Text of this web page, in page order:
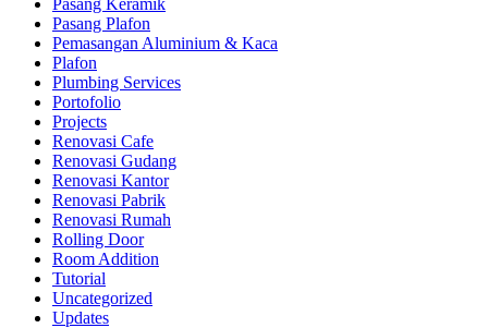
Pasang Plafon
Pemasangan Aluminium & Kaca
Plafon
Plumbing Services
Portofolio
Projects
Renovasi Cafe
Renovasi Gudang
Renovasi Kantor
Renovasi Pabrik
Renovasi Rumah
Rolling Door
Room Addition
Tutorial
Uncategorized
Updates